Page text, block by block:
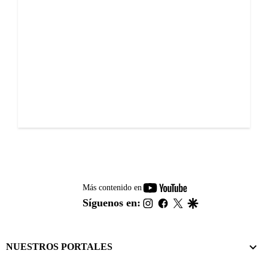
Más contenido en
youtube-
footer
Síguenos en: instagram
facebook
twitter
NUESTROS PORTALES